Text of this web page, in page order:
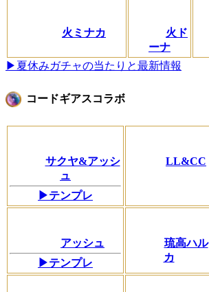
火ミナカ
火ド
ーナ
▶夏休みガチャの当たりと最新情報
コードギアスコラボ
サクヤ&アッシ
ュ
▶テンプレ
LL&CC
アッシュ
▶テンプレ
琉高ハル
カ